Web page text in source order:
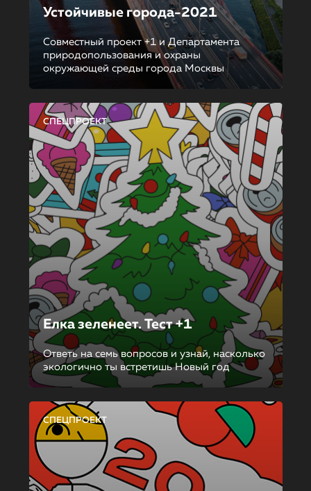
Устойчивые города-2021
Совместный проект +1 и Департамента
природопользования и охраны
окружающей среды города Москвы
СПЕЦПРОЕКТ
Елка зеленеет. Тест +1
Ответь на семь вопросов и узнай, насколько
экологично ты встретишь Новый год
СПЕЦПРОЕКТ